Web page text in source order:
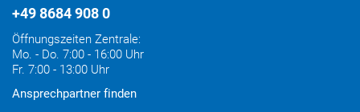
+49 8684 908 0
Öffnungszeiten Zentrale:
Mo. - Do. 7:00 - 16:00 Uhr
Fr. 7:00 - 13:00 Uhr
Ansprechpartner finden